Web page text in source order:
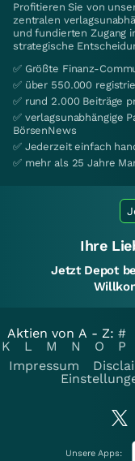
Profitieren Sie von
zentralen
und fundierten Zugang
strategische
✅ Größte Finanz-
✅ über 550.000
✅ rund 2.000 Beiträge
✅ verlagsunabhängige
BörsenNews
✅ Jederzeit einfach
✅ mehr als 25 Jahre
Ihre
Jetzt Depot
Aktien von A - Z: #
K
L M N O P
Impressum
Unsere Apps: